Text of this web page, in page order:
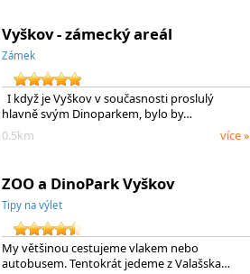
Vyškov - zámecký areál
Zámek
I když je Vyškov v současnosti proslulý
hlavně svým Dinoparkem, bylo by…
0.5km
více »
ZOO a DinoPark Vyškov
Tipy na výlet
My většinou cestujeme vlakem nebo
autobusem. Tentokrát jedeme z Valašska…